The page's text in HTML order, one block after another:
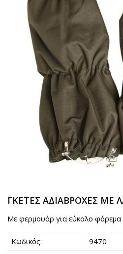
ΓΚΕΤΕΣ ΑΔΙΑΒΡΟΧΕΣ ΜΕ
Mε φερμουάρ για εύκολο φόρεμα
Κωδικός:
9470